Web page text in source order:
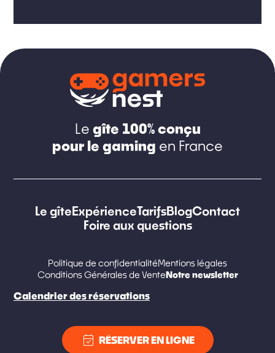
Le gîte 100% conçu
pour le gaming en France
Le gîteExpérienceTarifsBlogContact
Foire aux questions
Politique de confidentialitéMentions légales
Conditions Générales de VenteNotre newsletter
Calendrier des réservations
event_available RÉSERVER EN LIGNE